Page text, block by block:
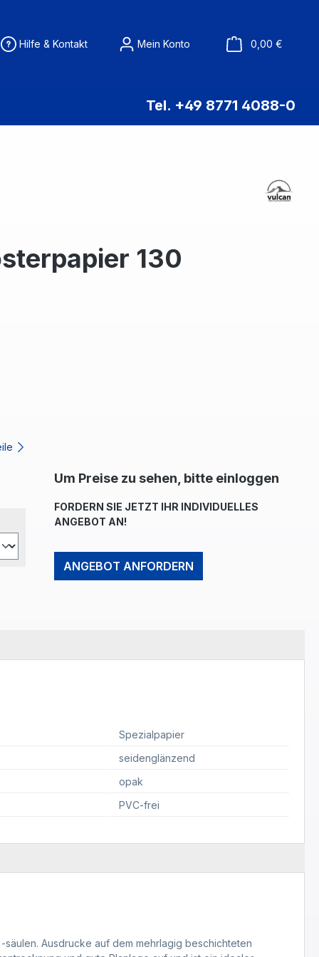
Hilfe & Kontakt Mein Konto 0,00 €
Tel. +49 8771 4088-0
130
Um Preise zu sehen, bitte einloggen
FORDERN SIE JETZT IHR INDIVIDUELLES
ANGEBOT AN!
ANGEBOT ANFORDERN
Spezialpapier
seidenglänzend
opak
PVC-frei
Ausdrucke auf dem mehrlagig beschichteten